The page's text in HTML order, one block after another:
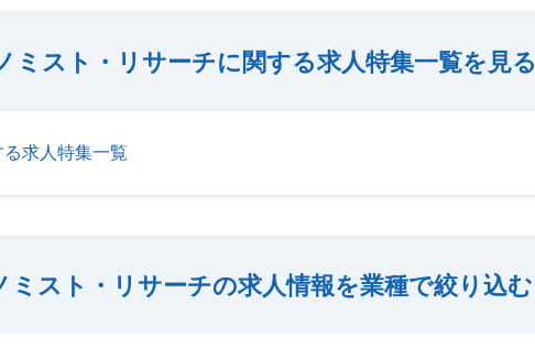
ミスト・リサーチに関する求人特集一覧を見る
求人特集一覧
ミスト・リサーチの求人情報を業種で絞り込む